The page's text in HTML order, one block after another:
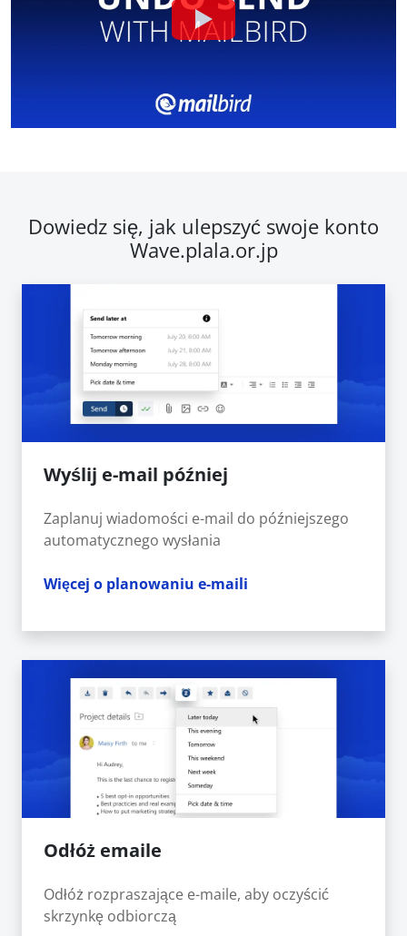
Dowiedz się, jak ulepszyć swoje konto
Wave.plala.or.jp
Wyślij e-mail później
Zaplanuj wiadomości e-mail do późniejszego
automatycznego wysłania
Więcej o planowaniu e-maili
Odłóż emaile
Odłóż rozpraszające e-maile, aby oczyścić
skrzynkę odbiorczą